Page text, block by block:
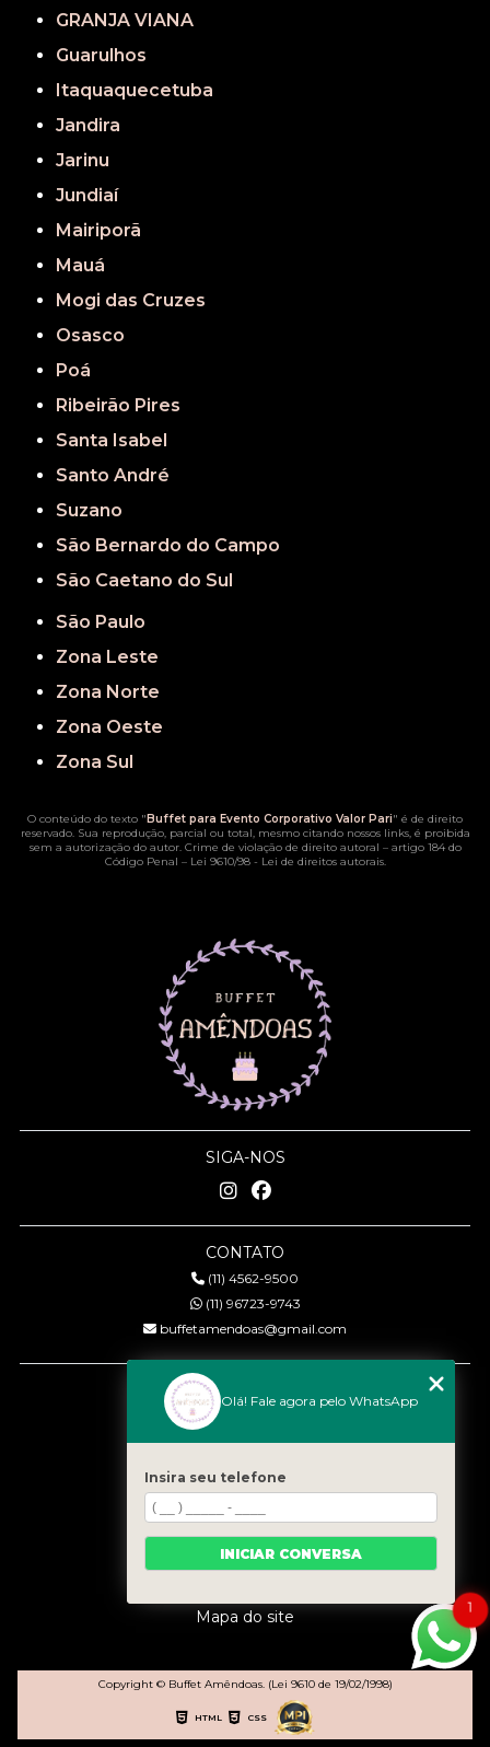
GRANJA VIANA
Guarulhos
Itaquaquecetuba
Jandira
Jarinu
Jundiaí
Mairiporã
Mauá
Mogi das Cruzes
Osasco
Poá
Ribeirão Pires
Santa Isabel
Santo André
Suzano
São Bernardo do Campo
São Caetano do Sul
São Paulo
Zona Leste
Zona Norte
Zona Oeste
Zona Sul
O conteúdo do texto " Buffet para Evento Corporativo Valor Pari" é de direito
reservado. Sua reprodução, parcial ou total, mesmo citando nossos links, é proibida
sem a autorização do autor. Crime de violação de direito autoral – artigo 184 do
Código Penal – Lei 9610/98 - Lei de direitos autorais.
SIGA-NOS
CONTATO
(11) 4562-9500
(11) 96723-9743
buffetamendoas@gmail.com
MENU
Quem somos
Serviços
Eventos
Gastronomia
Contato
Mapa do site
Copyright © Buffet Amêndoas. (Lei 9610 de 19/02/1998)
HTML CSS
1
Olá! Fale agora pelo WhatsApp
Insira seu telefone
INICIAR CONVERSA